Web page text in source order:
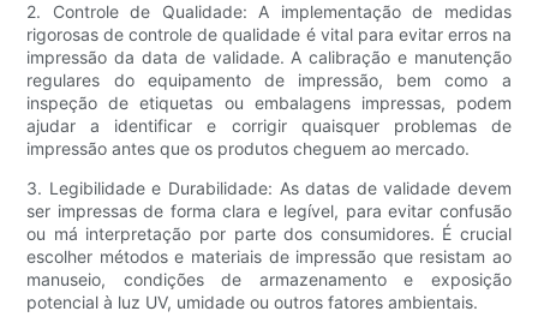
2. Controle de Qualidade: A implementação de medidas
rigorosas de controle de qualidade é vital para evitar erros na
impressão da data de validade. A calibração e manutenção
regulares do equipamento de impressão, bem como a
inspeção de etiquetas ou embalagens impressas, podem
ajudar a identificar e corrigir quaisquer problemas de
impressão antes que os produtos cheguem ao mercado.
3. Legibilidade e Durabilidade: As datas de validade devem
ser impressas de forma clara e legível, para evitar confusão
ou má interpretação por parte dos consumidores. É crucial
escolher métodos e materiais de impressão que resistam ao
manuseio, condições de armazenamento e exposição
potencial à luz UV, umidade ou outros fatores ambientais.